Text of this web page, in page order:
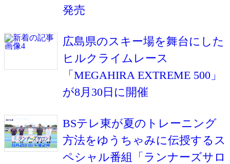
発売
広島県のスキー場を舞台にした
ヒルクライムレース
「MEGAHIRA EXTREME 500」
が8月30日に開催
BSテレ東が夏のトレーニング
方法をゆうちゃみに伝授するス
ペシャル番組「ランナーズサロ